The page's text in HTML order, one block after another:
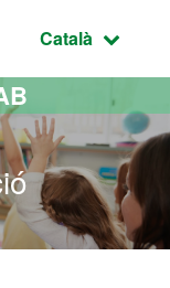
Idioma
Català